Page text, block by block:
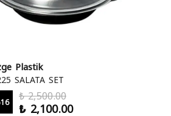
Plastik
SALATA SET
16
₺ 2,500.00
₺ 2,100.00